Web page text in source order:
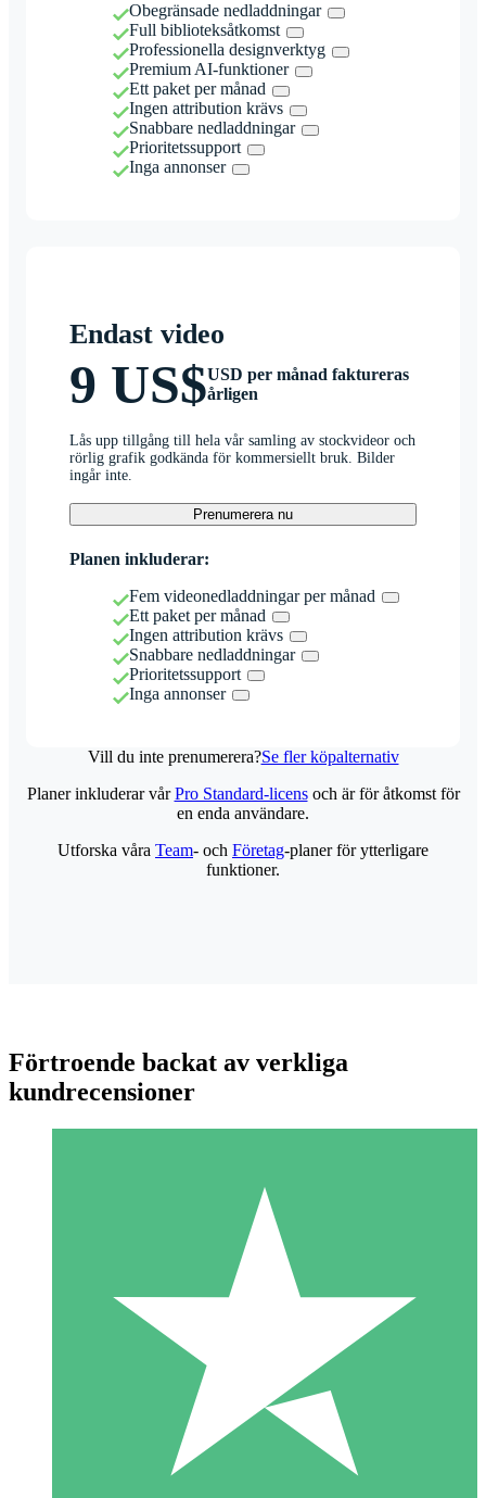
Obegränsade nedladdningar
Full biblioteksåtkomst
Professionella designverktyg
Premium AI-funktioner
Ett paket per månad
Ingen attribution krävs
Snabbare nedladdningar
Prioritetssupport
Inga annonser
Endast video
9 US$USD per månad faktureras
årligen
Lås upp tillgång till hela vår samling av stockvideor och
rörlig grafik godkända för kommersiellt bruk. Bilder
ingår inte.
Prenumerera nu
Planen inkluderar:
Fem videonedladdningar per månad
Ett paket per månad
Ingen attribution krävs
Snabbare nedladdningar
Prioritetssupport
Inga annonser
Vill du inte prenumerera?Se fler köpalternativ
Individuella Kreditpaket
Betala per användning med nedladdningskrediter. Inget
1 Nedladdningar
10 00
Planer inkluderar vårPro Standard-licensoch är för åtkomst för
en enda användare.
Utforska våra Team- och Företag-planer för ytterligare
funktioner.
Förtroende backat av verkliga
kundrecensioner